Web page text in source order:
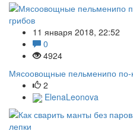
грибов
11 января 2018, 22:52
0
4924
Мясоовощные пельменипо по-
2
ElenaLeonova